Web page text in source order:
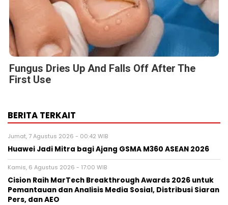
Fungus Dries Up And Falls Off After The
First Use
BERITA TERKAIT
Jumat, 7 Agustus 2026 - 00:42 WIB
Huawei Jadi Mitra bagi Ajang GSMA M360 ASEAN 2026
Kamis, 6 Agustus 2026 - 17:00 WIB
Cision Raih MarTech Breakthrough Awards 2026 untuk
Pemantauan dan Analisis Media Sosial, Distribusi Siaran
Pers, dan AEO